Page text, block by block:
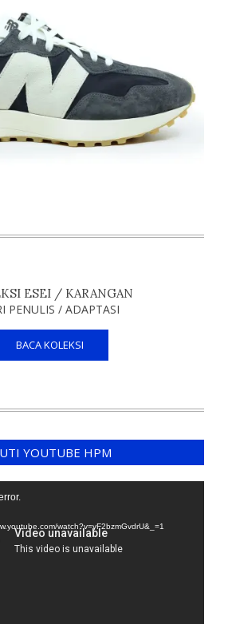
ESEI / KARANGAN
PENULIS / ADAPTASI
BACA KOLEKSI
YOUTUBE HPM
watch?v=yF2bzmGvdrU&_=1